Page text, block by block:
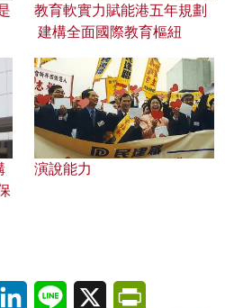
教育軟實力賦能港五年規劃
建構全面國際教育樞紐
演說能力
LinkedInLine X